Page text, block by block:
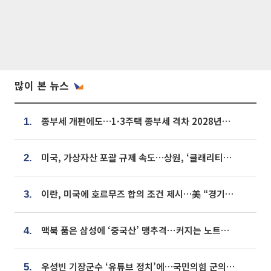
많이 본 뉴스
1. 종부세 개편에도…1·3주택 종부세 격차 2028년부터 확대
2. 미국, 가상자산 포괄 규제 속도…상원, ‘클래리티법’ 9월 절차투표 추진
3. 이란, 미국에 호르무즈 합의 조건 제시…美 “경기 아직 안 끝나” [종합]
4. 맥북 품은 삼성에 ‘중국산’ 맹추격⋯커지는 노트북 OLED 시장
5. 우성빈 기장군수 ‘유튜브 정치’에…국민의힘 군의원들 집단 반발